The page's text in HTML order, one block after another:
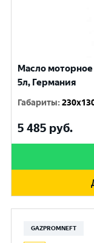
Масло моторное
5л, Германия
Габариты:
5 485 руб.
GAZPROMNEFT